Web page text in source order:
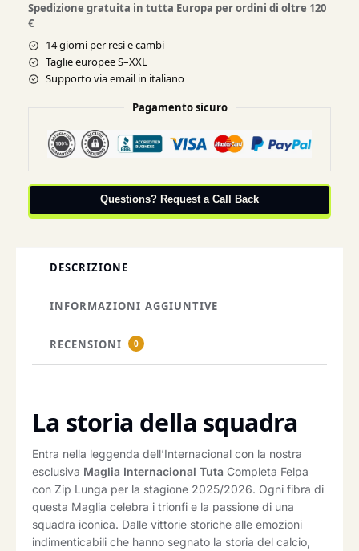
Spedizione gratuita in tutta Europa per ordini di oltre 120
€
14 giorni per resi e cambi
Taglie europee S–XXL
Supporto via email in italiano
Pagamento sicuro
Questions? Request a Call Back
DESCRIZIONE
INFORMAZIONI AGGIUNTIVE
RECENSIONI 0
La storia della squadra
Entra nella leggenda dell’Internacional con la nostra
esclusiva Maglia Internacional Tuta Completa Felpa
con Zip Lunga per la stagione 2025/2026. Ogni fibra di
questa Maglia celebra i trionfi e la passione di una
squadra iconica. Dalle vittorie storiche alle emozioni
indimenticabili che hanno segnato la storia del calcio,